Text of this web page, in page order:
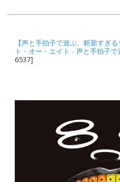
【声と手拍子で遊ぶ、斬新すぎ
ト・オー・エイト - 声と手拍子
6537]